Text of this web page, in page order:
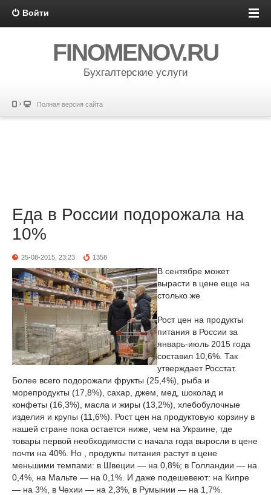
Войти
FINOMENOV.RU
Бухгалтерские услуги
Полная версия сайта
Еда в России подорожала на
10%
25-08-2015, 23:23 1358
В сентябре может
вырасти в цене еще на
столько же
Рост цен на продукты
питания в России за
январь-июль 2015 года
составил 10,6%. Так
утверждает Росстат.
Более всего подорожали фрукты (25,4%), рыба и
морепродукты (17,8%), сахар, джем, мед, шоколад и
конфеты (16,3%), масла и жиры (13,2%), хлебобулочные
изделия и крупы (11,6%). Рост цен на продуктовую корзину в
нашей стране пока остается ниже, чем на Украине, где
товары первой необходимости с начала года выросли в цене
почти на 40%. Но , продукты питания растут в цене
меньшими темпами: в Швеции — на 0,8%; в Голландии — на
0,4%, на Мальте — на 0,1%. И даже подешевеют: на Кипре
— на 3%, в Чехии — на 2,3%, в Румынии — на 1,7%.